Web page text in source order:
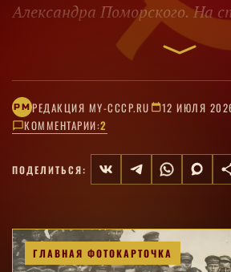
Александра Поморского. На
полный текст, ноты и
РM РЕДАКЦИЯ MY-CCCP.RU 12 ИЮЛЯ
КОММЕНТАРИИ:2
ПОДЕЛИТЬСЯ:
ГЛАВНАЯ ФОТОКАРТОЧКА